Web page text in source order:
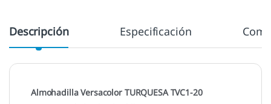
Descripción Especificación
Almohadilla Versacolor TURQUESA TVC1-20